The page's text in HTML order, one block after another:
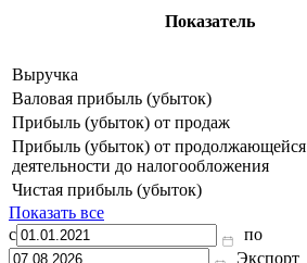
Показатель
Выручка
Валовая прибыль (убыток)
Прибыль (убыток) от продаж
Прибыль (убыток) от продолжающейся
деятельности до налогообложения
Чистая прибыль (убыток)
Показать все
с
по
Экспорт